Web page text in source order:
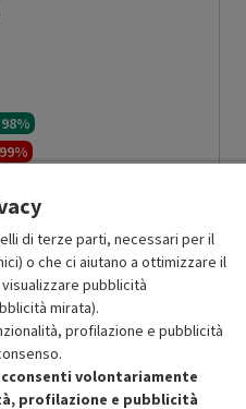
da
al carrello
sul prodotto ricondizionato.
di terze parti, necessari per il
o che ci aiutano a ottimizzare il
pubblicità
mirata).
profilazione e pubblicità
volontariamente
profilazione e pubblicità